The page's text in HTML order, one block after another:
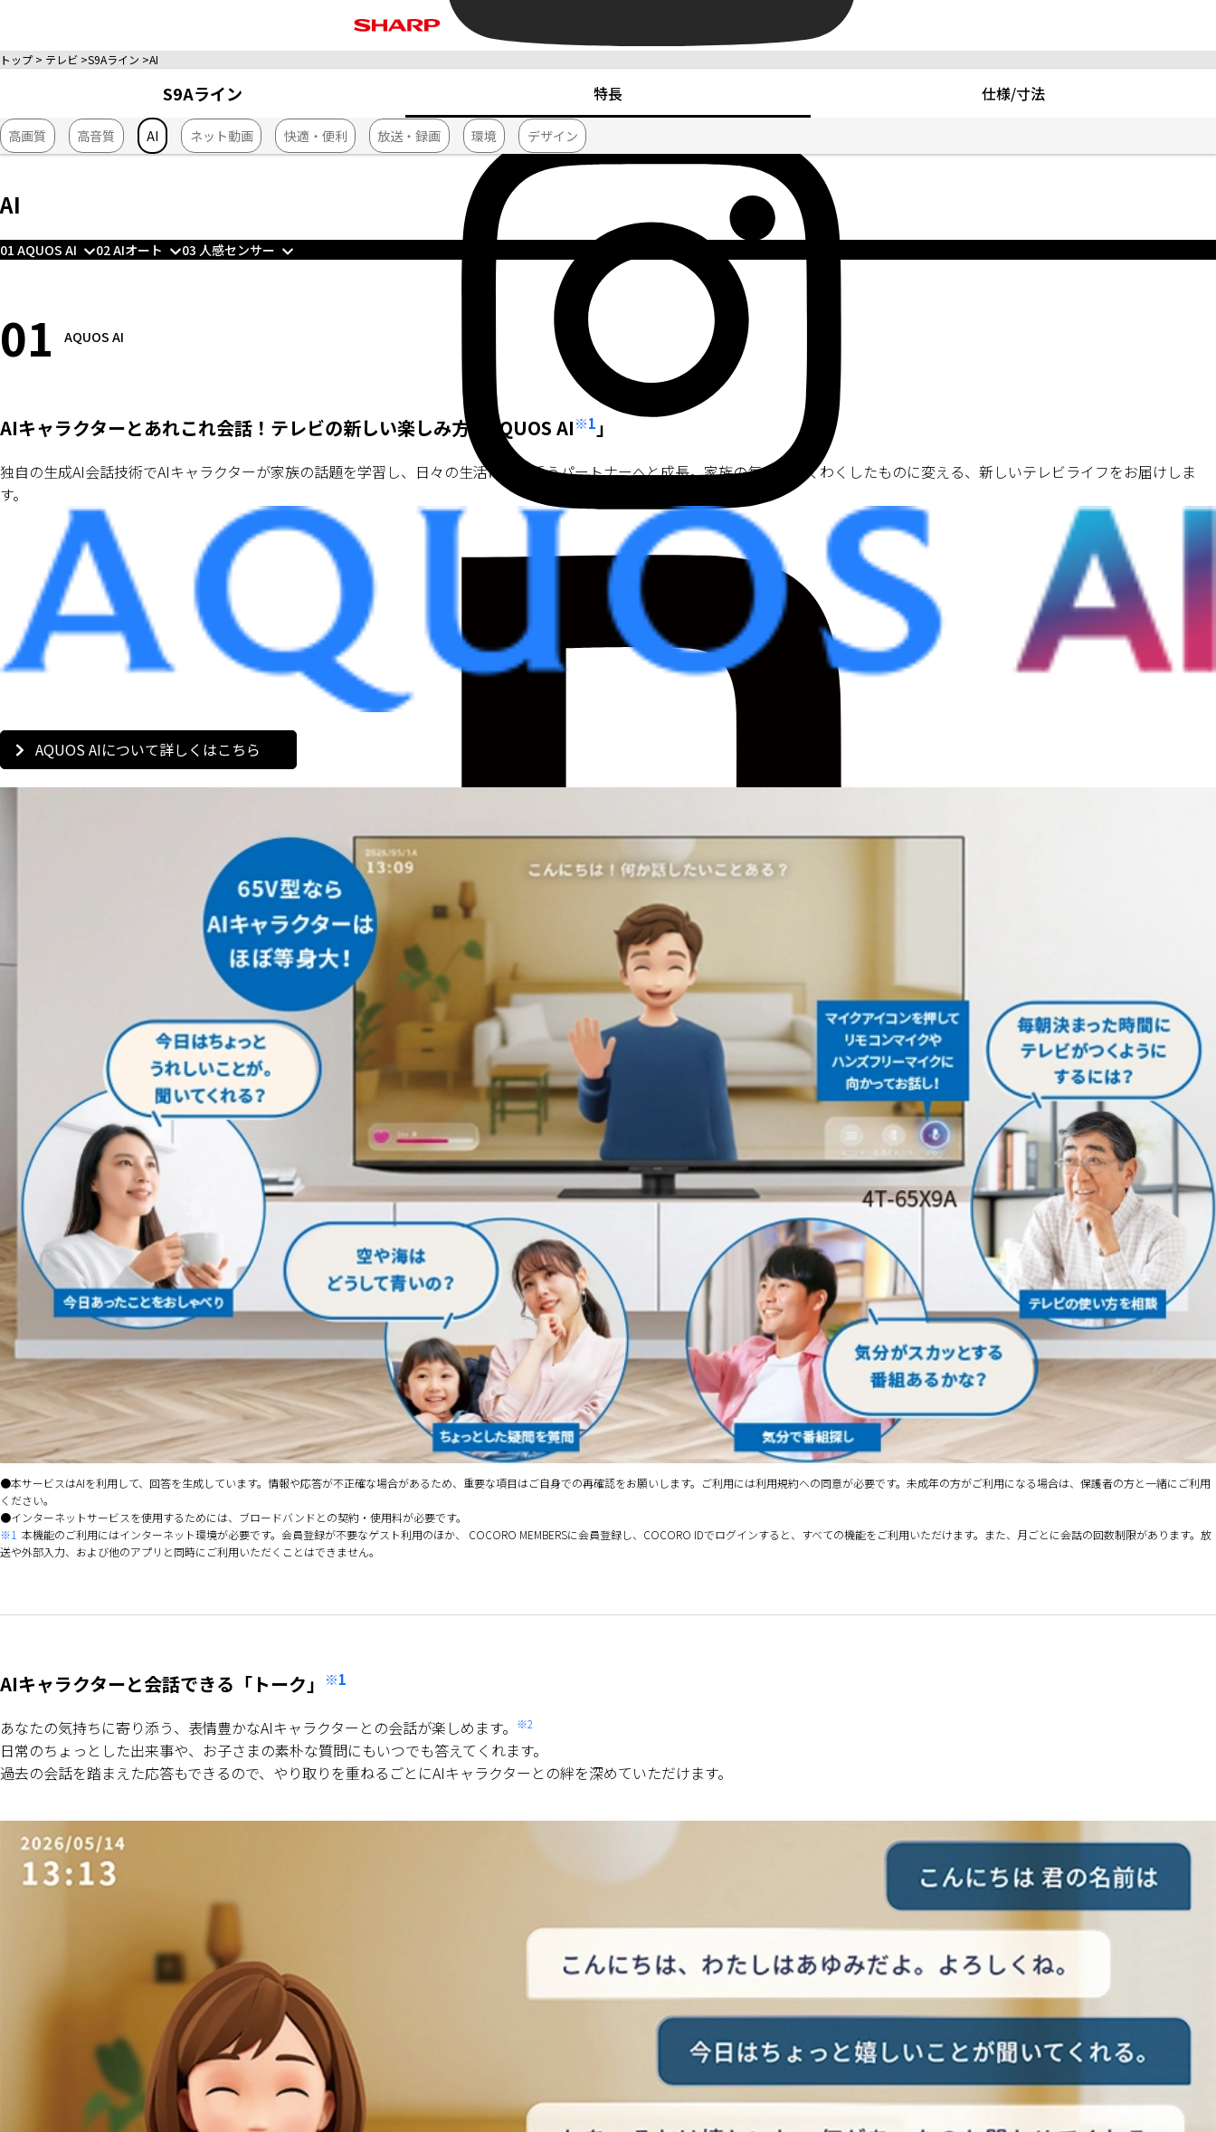
トップ テレビ S9Aライン AI
S9Aライン 特長
高画質 高音質 AI ネット動画 快適・便利 放送・録画 環境 デザイン
仕様/寸法
AI
01 AQUOS AI 02 AIオート 03 人感センサー
01 AQUOS AI
AIキャラクターとあれこれ会話！テレビの新しい楽しみ方「AQUOS AI※1」
独自の生成AI会話技術でAIキャラクターが家族の話題を学習し、日々の生活に寄り添うパートナーへと成長。家族の毎日をわくわくしたものに変える、新しいテレビライフをお届けしま
す。
AQUOS AIについて詳しくはこちら
本サービスはAIを利用して、回答を生成しています。情報や応答が不正確な場合があるため、重要な項目はご自身での再確認をお願いします。ご利用には利用規約への同意が必要です。未成年の方がご利用になる場合は、保護者の方と一緒にご利用
ください。
インターネットサービスを使用するためには、ブロードバンドとの契約・使用料が必要です。
※1 本機能のご利用にはインターネット環境が必要です。会員登録が不要なゲスト利用のほか、 COCORO MEMBERSに会員登録し、COCORO IDでログインすると、すべての機能をご利用いただけます。また、月ごとに会話の回数制限があります。放
送や外部入力、および他のアプリと同時にご利用いただくことはできません。
AIキャラクターと会話できる「トーク」 ※1
あなたの気持ちに寄り添う、表情豊かなAIキャラクターとの会話が楽しめます。 ※2
日常のちょっとした出来事や、お子さまの素朴な質問にもいつでも答えてくれます。
過去の会話を踏まえた応答もできるので、やり取りを重ねるごとにAIキャラクターとの絆を深めていただけます。